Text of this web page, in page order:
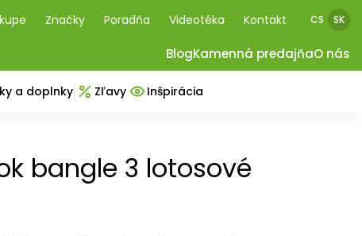
Značky Poradňa Videotéka Kontakt CS SK
BlogKamenná predajňaO nás
a doplnky Zľavy Inšpirácia
bangle 3 lotosové